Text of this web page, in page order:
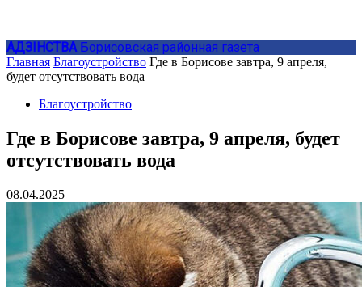
АДЗIНСТВА Борисовская районная газета
Главная Благоустройство Где в Борисове завтра, 9 апреля,
будет отсутствовать вода
Благоустройство
Где в Борисове завтра, 9 апреля, будет
отсутствовать вода
08.04.2025